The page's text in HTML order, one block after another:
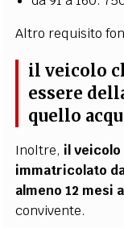
Altro requisito
il veicolo
essere
quello
Inoltre, il
immatricolato
almeno 12 mesi
convivente.